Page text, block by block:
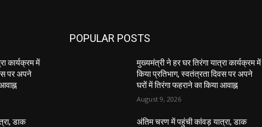
कार्यक्रम में
पर अपने
डाक
POPULAR POSTS
मुख्यमंत्री ने हर घर तिरंगा यात्रा कार्यक्रम में
किया प्रतिभाग, स्वतंत्रता दिवस पर अपने
घरों में तिरंगा फहराने का किया आवाह्न
August 9, 2026
अंतिम चरण में पहुंची कांवड़ यात्रा, डाक